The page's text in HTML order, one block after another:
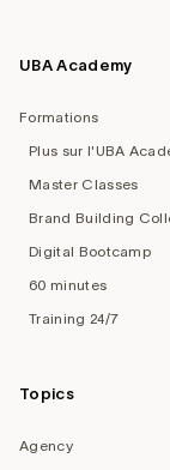
UBA Academy
Formations
Plus sur l'UBA
Master Classes
Brand Building
Digital Bootcamp
60 minutes
Training 24/7
Topics
Agency